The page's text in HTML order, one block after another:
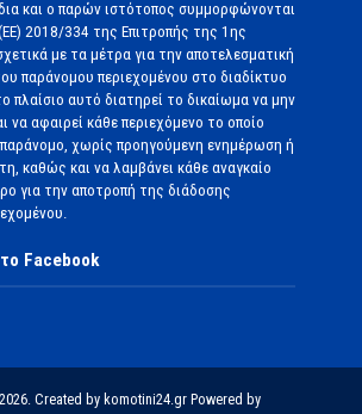
και ο παρών ιστότοπος συμμορφώνονται
2018/334 της Επιτροπής της 1ης
με τα μέτρα για την αποτελεσματική
παράνομου περιεχομένου στο διαδίκτυο
πλαίσιο αυτό διατηρεί το δικαίωμα να μην
να αφαιρεί κάθε περιεχόμενο το οποίο
παράνομο, χωρίς προηγούμενη ενημέρωση ή
καθώς και να λαμβάνει κάθε αναγκαίο
για την αποτροπή της διάδοσης
Facebook
Created by komotini24.gr Powered by